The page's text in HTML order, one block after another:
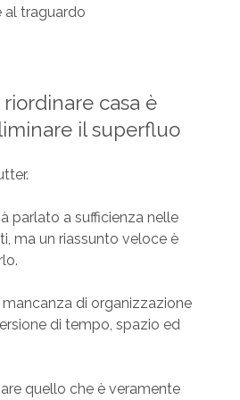
al traguardo
riordinare casa è
il superfluo
parlato a sufficienza nelle
ma un riassunto veloce è
di organizzazione
di tempo, spazio ed
quello che è veramente